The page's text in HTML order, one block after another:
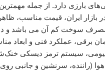
بارزی دارد. از جمله
بازار ایران، قیمت مناسب،
سوخت کم آن می باشد و
برقی، عملکرد فنی و ابعاد
سیستم ترمز دیسکی
(راننده، سرنشین و جانبی